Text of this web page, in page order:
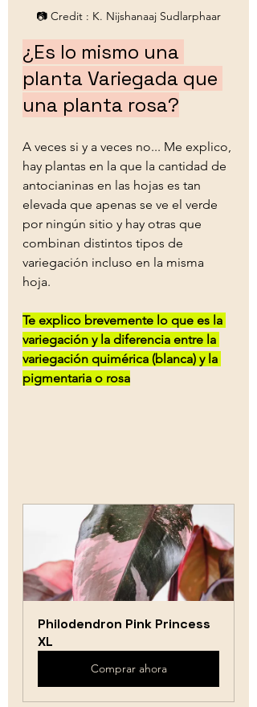
📷 Credit : K. Nijshanaaj Sudlarphaar
¿Es lo mismo una
planta Variegada que
una planta rosa?
A veces si y a veces no... Me explico,
hay plantas en la que la cantidad de
antocianinas en las hojas es tan
elevada que apenas se ve el verde
por ningún sitio y hay otras que
combinan distintos tipos de
variegación incluso en la misma
hoja.
Te explico brevemente lo que es la
variegación y la diferencia entre la
variegación quimérica (blanca) y la
pigmentaria o rosa
Philodendron Pink Princess
XL
Comprar ahora